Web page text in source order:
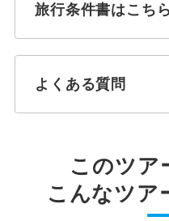
旅行条件書はこちら
よくある質問
このツア
こんなツア